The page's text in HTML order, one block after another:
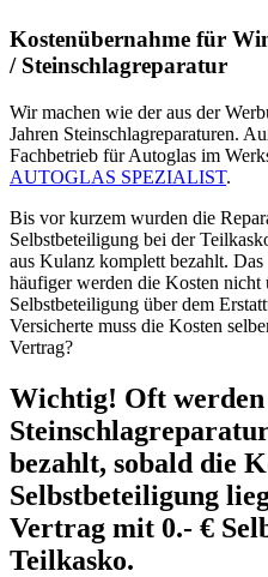
Kostenübernahme für
/ Steinschlagreparatur
Wir machen wie der aus der
Jahren Steinschlagreparaturen.
Fachbetrieb für Autoglas im
AUTOGLAS SPEZIALIST.
Bis vor kurzem wurden die
Selbstbeteiligung bei der
aus Kulanz komplett bezahlt.
häufiger werden die Kosten nicht
Selbstbeteiligung über dem
Versicherte muss die Kosten
Vertrag?
Wichtig! Oft werden
bezahlt, sobald die
Selbstbeteiligung
Vertrag mit 0.- €
Teilkasko.